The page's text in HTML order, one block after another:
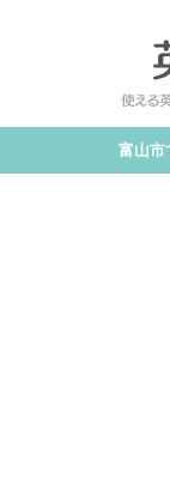
富山市